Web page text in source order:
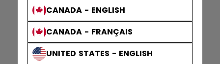
CANADA - ENGLISH
CANADA - FRANÇAIS
UNITED STATES - ENGLISH